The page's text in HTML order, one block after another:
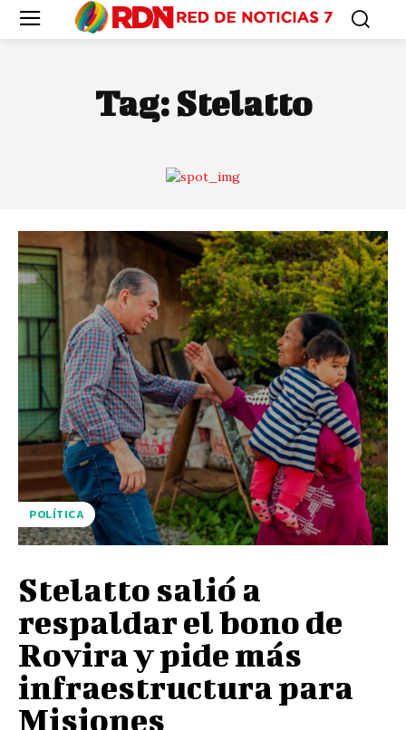
Tag: Stelatto
POLÍTICA
Stelatto salió a
respaldar el bono de
Rovira y pide más
infraestructura para
Misiones